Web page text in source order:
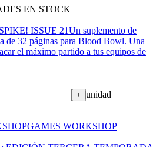
EN STOCK
ISSUE 21Un suplemento de
de 32 páginas para Blood Bowl. Una
el máximo partido a tus equipos de
+ unidad
GAMES WORKSHOP